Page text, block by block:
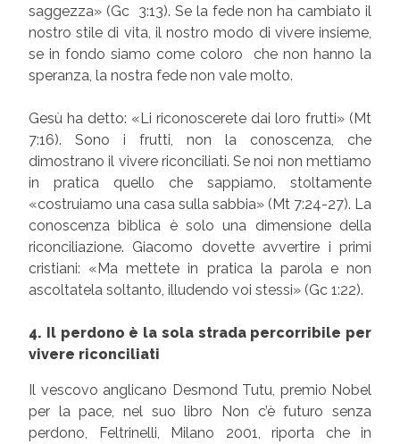
saggezza» (Gc 3:13). Se la fede non ha cambiato il
nostro stile di vita, il nostro modo di vivere insieme,
se in fondo siamo come coloro che non hanno la
speranza, la nostra fede non vale molto.
Gesù ha detto: «Li riconoscerete dai loro frutti» (Mt
7:16). Sono i frutti, non la conoscenza, che
dimostrano il vivere riconciliati. Se noi non mettiamo
in pratica quello che sappiamo, stoltamente
«costruiamo una casa sulla sabbia» (Mt 7:24-27). La
conoscenza biblica è solo una dimensione della
riconciliazione. Giacomo dovette avvertire i primi
cristiani: «Ma mettete in pratica la parola e non
ascoltatela soltanto, illudendo voi stessi» (Gc 1:22).
4. Il perdono è la sola strada percorribile per
vivere riconciliati
Il vescovo anglicano Desmond Tutu, premio Nobel
per la pace, nel suo libro Non c’è futuro senza
perdono, Feltrinelli, Milano 2001, riporta che in